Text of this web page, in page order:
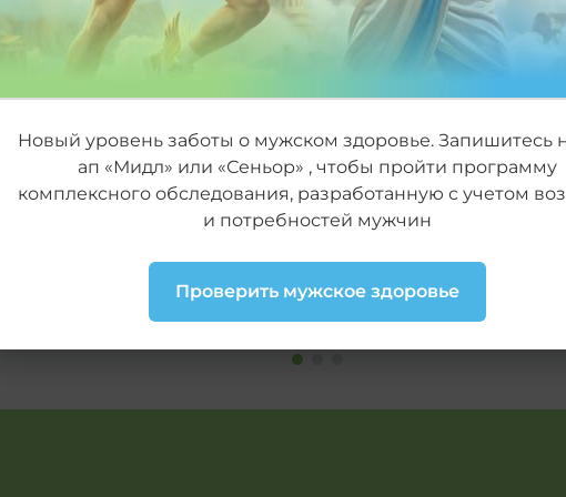
при удалении
Скидка 30% на
массаж
ДЕЙСТВУЕТ ДО 31 ОКТЯБРЯ
Новый уровень заботы о мужском здоровье. Запишитесь
ап «Мидл» или «Сеньор» , чтобы пройти программу
комплексного обследования, разработанную с учетом
и потребностей мужчин
Проверить мужское здоровье